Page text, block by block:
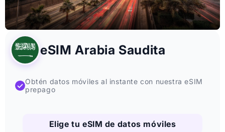
eSIM Arabia Saudita
✓ Obtén datos móviles al instante con nuestra eSIM
prepago
Elige tu eSIM de datos móviles